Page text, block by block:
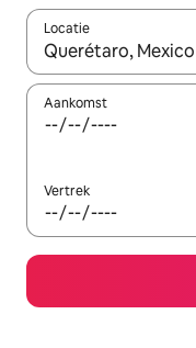
Locatie
Wanneer er
Aankomst
Vertrek